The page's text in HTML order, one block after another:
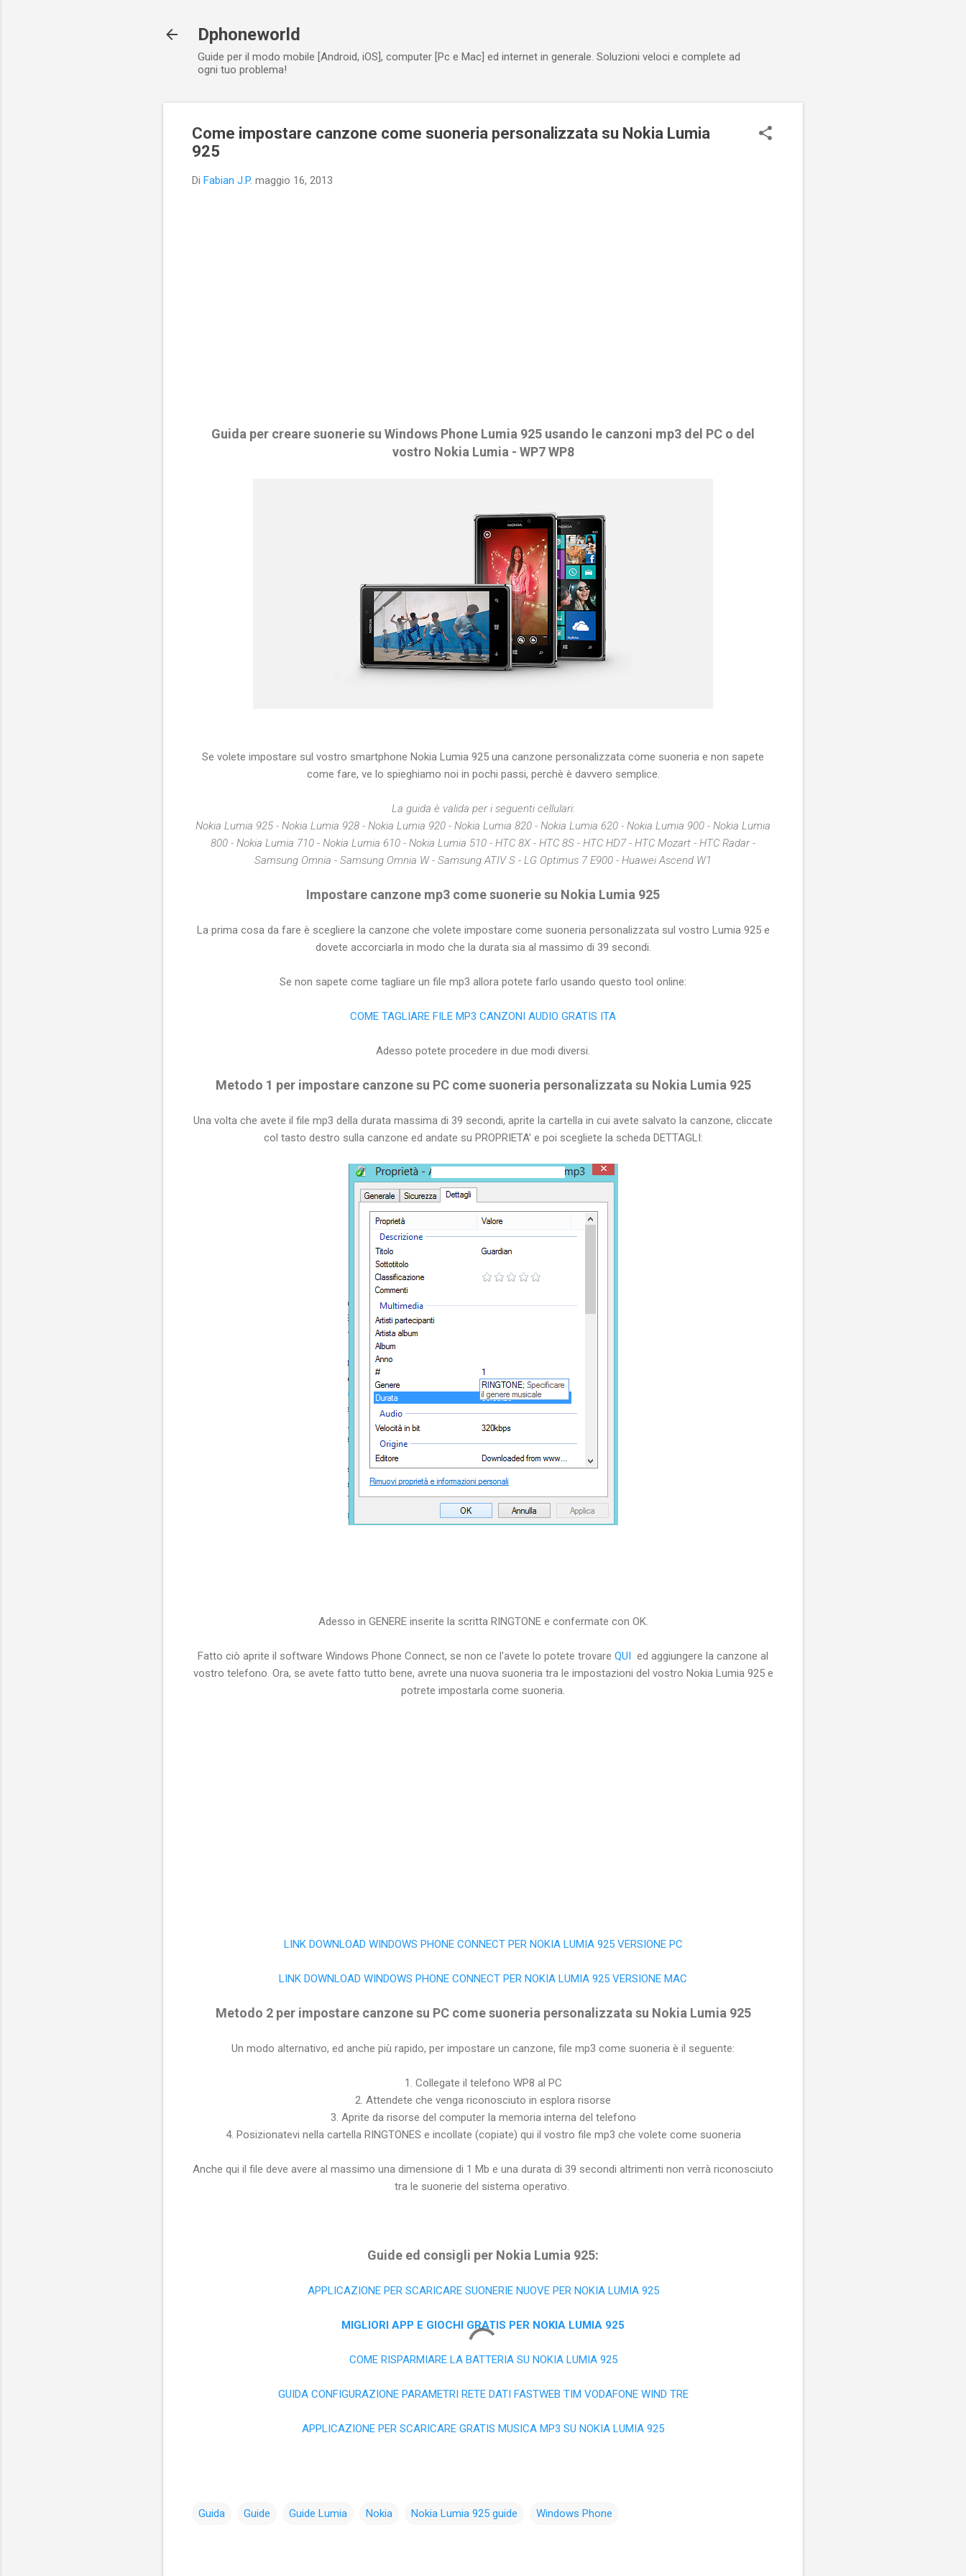
Dphoneworld
Guide per il modo mobile [Android, iOS], computer [Pc e Mac] ed internet in generale. Soluzioni veloci e complete ad
ogni tuo problema!
Come impostare canzone come suoneria personalizzata su Nokia Lumia
925
Di Fabian J.P. maggio 16, 2013
Guida per creare suonerie su Windows Phone Lumia 925 usando le canzoni mp3 del PC o del
vostro Nokia Lumia - WP7 WP8
Se volete impostare sul vostro smartphone Nokia Lumia 925 una canzone personalizzata come suoneria e non sapete
come fare, ve lo spieghiamo noi in pochi passi, perchè è davvero semplice.
La guida è valida per i seguenti cellulari:
Nokia Lumia 925 - Nokia Lumia 928 - Nokia Lumia 920 - Nokia Lumia 820 - Nokia Lumia 620 - Nokia Lumia 900 - Nokia Lumia
800 - Nokia Lumia 710 - Nokia Lumia 610 - Nokia Lumia 510 - HTC 8X - HTC 8S - HTC HD7 - HTC Mozart - HTC Radar -
Samsung Omnia - Samsung Omnia W - Samsung ATIV S - LG Optimus 7 E900 - Huawei Ascend W1
Impostare canzone mp3 come suonerie su Nokia Lumia 925
La prima cosa da fare è scegliere la canzone che volete impostare come suoneria personalizzata sul vostro Lumia 925 e
dovete accorciarla in modo che la durata sia al massimo di 39 secondi.
Se non sapete come tagliare un file mp3 allora potete farlo usando questo tool online:
COME TAGLIARE FILE MP3 CANZONI AUDIO GRATIS ITA
Adesso potete procedere in due modi diversi.
Metodo 1 per impostare canzone su PC come suoneria personalizzata su Nokia Lumia 925
Una volta che avete il file mp3 della durata massima di 39 secondi, aprite la cartella in cui avete salvato la canzone, cliccate
col tasto destro sulla canzone ed andate su PROPRIETA' e poi scegliete la scheda DETTAGLI:
Adesso in GENERE inserite la scritta RINGTONE e confermate con OK.
Fatto ciò aprite il software Windows Phone Connect, se non ce l'avete lo potete trovare QUI ed aggiungere la canzone al
vostro telefono. Ora, se avete fatto tutto bene, avrete una nuova suoneria tra le impostazioni del vostro Nokia Lumia 925 e
potrete impostarla come suoneria.
LINK DOWNLOAD WINDOWS PHONE CONNECT PER NOKIA LUMIA 925 VERSIONE PC
LINK DOWNLOAD WINDOWS PHONE CONNECT PER NOKIA LUMIA 925 VERSIONE MAC
Metodo 2 per impostare canzone su PC come suoneria personalizzata su Nokia Lumia 925
Un modo alternativo, ed anche più rapido, per impostare un canzone, file mp3 come suoneria è il seguente:
1. Collegate il telefono WP8 al PC
2. Attendete che venga riconosciuto in esplora risorse
3. Aprite da risorse del computer la memoria interna del telefono
4. Posizionatevi nella cartella RINGTONES e incollate (copiate) qui il vostro file mp3 che volete come suoneria
Anche qui il file deve avere al massimo una dimensione di 1 Mb e una durata di 39 secondi altrimenti non verrà riconosciuto
tra le suonerie del sistema operativo.
Guide ed consigli per Nokia Lumia 925:
APPLICAZIONE PER SCARICARE SUONERIE NUOVE PER NOKIA LUMIA 925
MIGLIORI APP E GIOCHI GRATIS PER NOKIA LUMIA 925
COME RISPARMIARE LA BATTERIA SU NOKIA LUMIA 925
GUIDA CONFIGURAZIONE PARAMETRI RETE DATI FASTWEB TIM VODAFONE WIND TRE
APPLICAZIONE PER SCARICARE GRATIS MUSICA MP3 SU NOKIA LUMIA 925
Guida Guide Guide Lumia Nokia Nokia Lumia 925 guide Windows Phone